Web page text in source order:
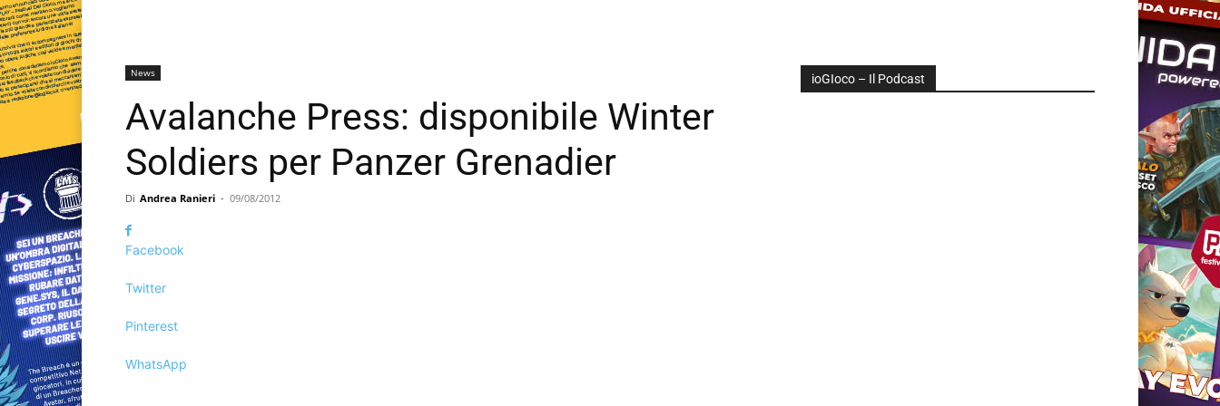
News
Avalanche Press: disponibile Winter
Soldiers per Panzer Grenadier
Di Andrea Ranieri - 09/08/2012
Facebook
Twitter
Pinterest
WhatsApp
ioGIoco – Il Podcast